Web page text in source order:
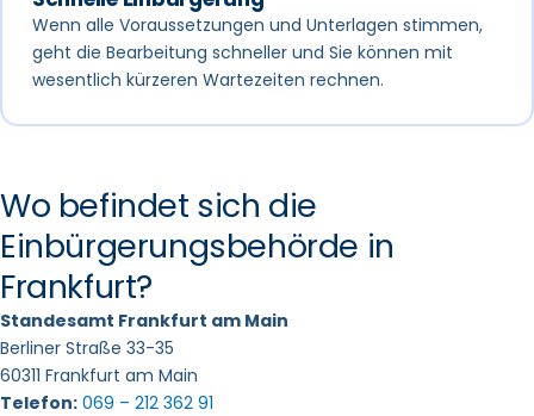
Wenn alle Voraussetzungen und Unterlagen stimmen,
geht die Bearbeitung schneller und Sie können mit
wesentlich kürzeren Wartezeiten rechnen.
Wo befindet sich die
Einbürgerungsbehörde in
Frankfurt?
Standesamt Frankfurt am Main
Berliner Straße 33-35
60311 Frankfurt am Main
Telefon: 069 – 212 362 91